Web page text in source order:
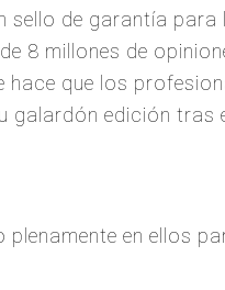
de garantía
8 millones de
que los
edición tras
en ellos